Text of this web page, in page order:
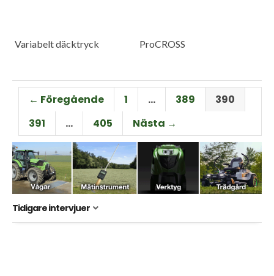
Variabelt däcktryck ProCROSS
← Föregående 1 … 389
390
391
… 405 Nästa →
Tidigare intervjuer